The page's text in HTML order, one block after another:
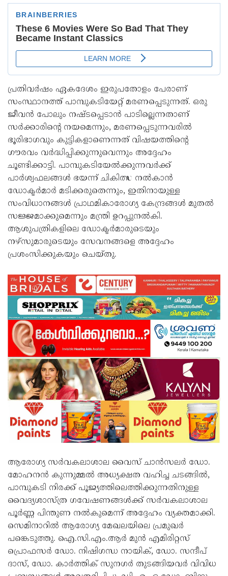
പ്രതിവർഷം ഏകദേശം ഇരുപതോളം പേരാണ്
സംസ്ഥാനത്ത് പാമ്പുകടിയേറ്റ് മരണപ്പെടുന്നത്. ഒരു
ജീവൻ പോലും നഷ്ടപ്പെടാൻ പാടില്ലെന്നതാണ്
സർക്കാരിന്റെ നയമെന്നും, മരണപ്പെടുന്നവരിൽ
ഭൂരിഭാഗവും കുട്ടികളാണെന്നത് വിഷയത്തിന്റെ
ഗൗരവം വർദ്ധിപ്പിക്കുന്നുവെന്നും അദ്ദേഹം
ചൂണ്ടിക്കാട്ടി. പാമ്പുകടിയേൽക്കുന്നവർക്ക്
പാർശ്വഫലങ്ങൾ ഭയന്ന് ചികിത്സ നൽകാൻ
ഡോക്ടർമാർ മടിക്കരുതെന്നും, ഇതിനായുള്ള
സംവിധാനങ്ങൾ പ്രാഥമികാരോഗ്യ കേന്ദ്രങ്ങൾ മുതൽ
സജ്ജമാക്കുമെന്നും മന്ത്രി ഉറപ്പുനൽകി.
ആശുപത്രികളിലെ ഡോക്ടർമാരുടെയും
നഴ്സുമാരുടെയും സേവനങ്ങളെ അദ്ദേഹം
പ്രശംസിക്കുകയും ചെയ്തു.
ആരോഗ്യ സർവകലാശാല വൈസ് ചാൻസലർ ഡോ.
മോഹനൻ കുന്നുമ്മൽ അധ്യക്ഷത വഹിച്ച ചടങ്ങിൽ,
പാമ്പുകടി നിരക്ക് പൂജ്യത്തിലെത്തിക്കുന്നതിനുള്ള
വൈദ്യശാസ്ത്ര ഗവേഷണങ്ങൾക്ക് സർവകലാശാല
പൂർണ്ണ പിന്തുണ നൽകുമെന്ന് അദ്ദേഹം വ്യക്തമാക്കി.
സെമിനാറിൽ ആരോഗ്യ മേഖലയിലെ പ്രമുഖർ
പങ്കെടുത്തു. ഐ.സി.എം.ആർ മുൻ എമിരിറ്റസ്
പ്രൊഫസർ ഡോ. നിഷിഗന്ധ നായിക്, ഡോ. സന്ദീപ്
ദാസ്, ഡോ. കാർത്തിക് സുനഗർ തുടങ്ങിയവർ വിവിധ